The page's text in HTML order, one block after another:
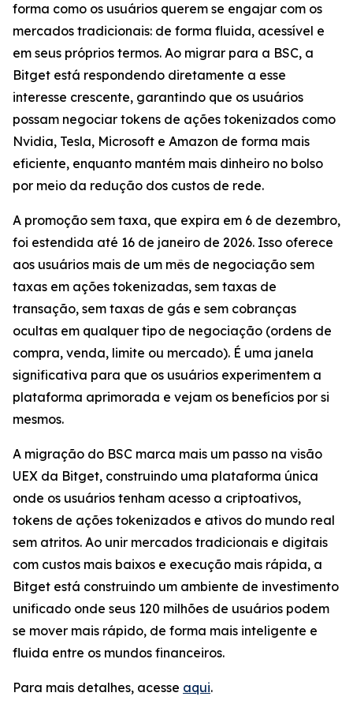
forma como os usuários querem se engajar com os
mercados tradicionais: de forma fluida, acessível e
em seus próprios termos. Ao migrar para a BSC, a
Bitget está respondendo diretamente a esse
interesse crescente, garantindo que os usuários
possam negociar tokens de ações tokenizados como
Nvidia, Tesla, Microsoft e Amazon de forma mais
eficiente, enquanto mantém mais dinheiro no bolso
por meio da redução dos custos de rede.
A promoção sem taxa, que expira em 6 de dezembro,
foi estendida até 16 de janeiro de 2026. Isso oferece
aos usuários mais de um mês de negociação sem
taxas em ações tokenizadas, sem taxas de
transação, sem taxas de gás e sem cobranças
ocultas em qualquer tipo de negociação (ordens de
compra, venda, limite ou mercado). É uma janela
significativa para que os usuários experimentem a
plataforma aprimorada e vejam os benefícios por si
mesmos.
A migração do BSC marca mais um passo na visão
UEX da Bitget, construindo uma plataforma única
onde os usuários tenham acesso a criptoativos,
tokens de ações tokenizados e ativos do mundo real
sem atritos. Ao unir mercados tradicionais e digitais
com custos mais baixos e execução mais rápida, a
Bitget está construindo um ambiente de investimento
unificado onde seus 120 milhões de usuários podem
se mover mais rápido, de forma mais inteligente e
fluida entre os mundos financeiros.
Para mais detalhes, acesse aqui.